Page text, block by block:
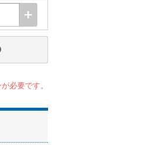
必要です。